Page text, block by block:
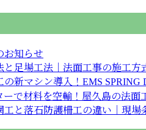
お知らせ
と足場工法｜法面工事の施工方
の新マシン導入！EMS
ーで材料を空輸！屋久島の法
工と落石防護柵工の違い｜現場